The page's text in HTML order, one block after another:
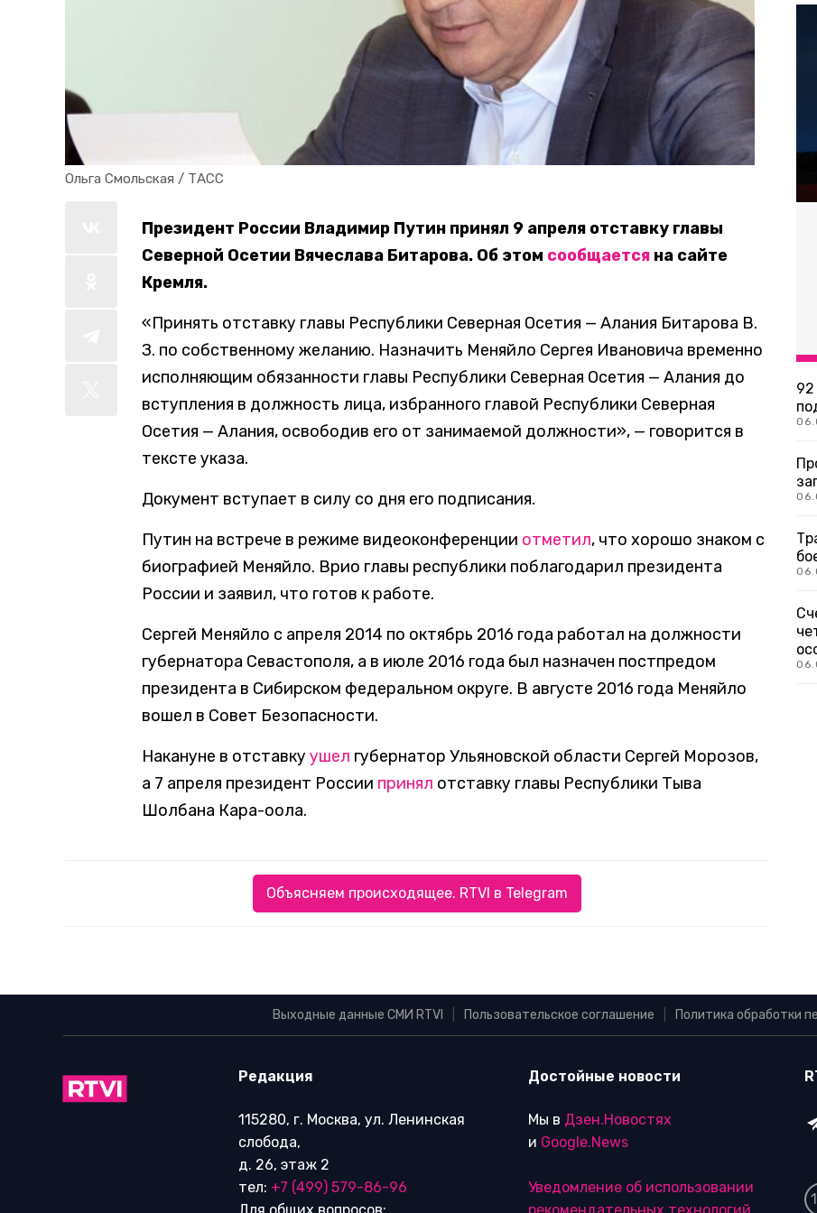
Ольга Смольская / ТАСС
Президент России Владимир Путин принял 9 апреля отставку главы
Северной Осетии Вячеслава Битарова. Об этом сообщается на сайте
Кремля.
«Принять отставку главы Республики Северная Осетия — Алания Битарова В.
З. по собственному желанию. Назначить Меняйло Сергея Ивановича временно
исполняющим обязанности главы Республики Северная Осетия — Алания до
вступления в должность лица, избранного главой Республики Северная
Осетия — Алания, освободив его от занимаемой должности», — говорится в
тексте указа.
Документ вступает в силу со дня его подписания.
Путин на встрече в режиме видеоконференции отметил, что хорошо знаком с
биографией Меняйло. Врио главы республики поблагодарил президента
России и заявил, что готов к работе.
Сергей Меняйло с апреля 2014 по октябрь 2016 года работал на должности
губернатора Севастополя, а в июле 2016 года был назначен постпредом
президента в Сибирском федеральном округе. В августе 2016 года Меняйло
вошел в Совет Безопасности.
Накануне в отставкуушел губернатор Ульяновской области Сергей Морозов,
а 7 апреля президент России принял отставку главы Республики Тыва
Шолбана Кара-оола.
Объясняем происходящее. RTVI в Telegram
92
Выходные данные СМИ RTVI Пользовательское соглашение Политика обработки
Редакция
115280, г. Москва, ул. Ленинская
слобода,
д. 26, этаж 2
тел: +7 (499) 579-86-96
Достойные новости
Мы в Дзен.Новостях
и Google.News
Уведомление об использовании